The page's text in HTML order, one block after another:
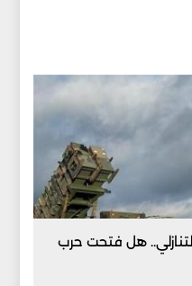
هل فتحت حرب